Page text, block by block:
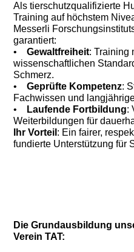
Als tierschutzqualifizierte
Training auf höchstem
Messerli
garantiert:
•Gewaltfreiheit: Training
wissenschaftlichen
Schmerz.
•Geprüfte Kompetenz:
Fachwissen und
•
Laufende Fortbildung:
Weiterbildungen für
Ihr Vorteil : Ein fairer,
fundierte Unterstützung für
Die Grundausbildung
Verein TAT: